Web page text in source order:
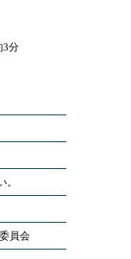
3分
。
員会